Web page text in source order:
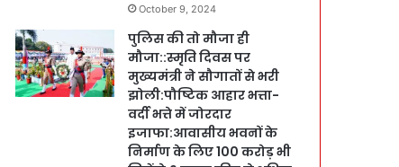
October 9, 2024
पुलिस की तो मौजा ही
मौजा::स्मृति दिवस पर
मुख्यमंत्री ने सौगातों से भरी
झोली:पौष्टिक आहार भत्ता-
वर्दी भत्ते में जोरदार
इजाफा:आवासीय भवनों के
निर्माण के लिए 100 करोड़ भी